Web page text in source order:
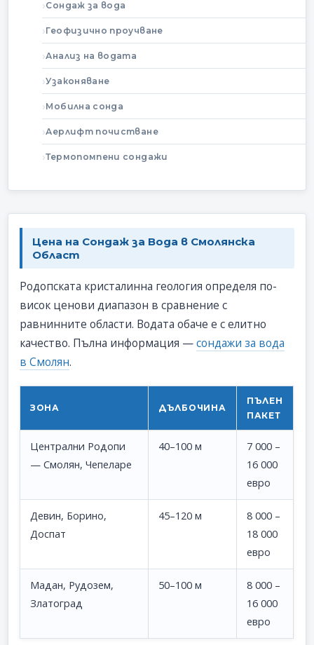
Цена на Сондаж за Вода в Смолянска
Област
Родопската кристалинна геология определя по-
висок ценови диапазон в сравнение с
равнинните области. Водата обаче е с елитно
качество. Пълна информация —сондажи за вода
в Смолян.
ЗОНА ДЪЛБОЧИНА
ПЪЛЕН
ПАКЕТ
Централни Родопи
— Смолян, Чепеларе
40–100 м
7 000 –
16 000
евро
Девин, Борино,
Доспат
45–120 м
8 000 –
18 000
евро
Мадан, Рудозем,
Златоград
50–100 м
8 000 –
16 000
евро
Сондаж за вода
Геофизично проучване
Анализ на водата
Узаконяване
Мобилна сонда
Аерлифт почистване
Термопомпени сондажи